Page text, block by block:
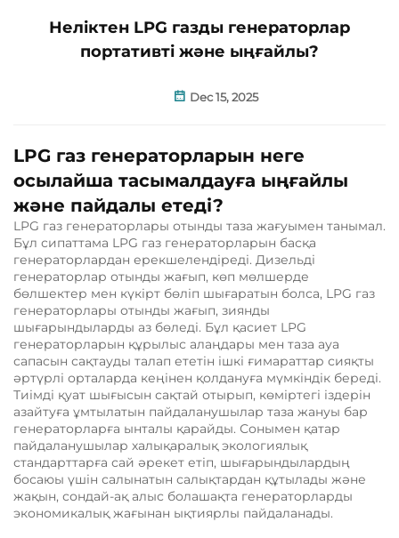
Неліктен LPG газды генераторлар
портативті және ыңғайлы?
Dec 15, 2025
LPG газ генераторларын неге
осылайша тасымалдауға ыңғайлы
және пайдалы етеді?
LPG газ генераторлары отынды таза жағуымен танымал.
Бұл сипаттама LPG газ генераторларын басқа
генераторлардан ерекшелендіреді. Дизельді
генераторлар отынды жағып, көп мөлшерде
бөлшектер мен күкірт бөліп шығаратын болса, LPG газ
генераторлары отынды жағып, зиянды
шығарындыларды аз бөледі. Бұл қасиет LPG
генераторларын құрылыс алаңдары мен таза ауа
сапасын сақтауды талап ететін ішкі ғимараттар сияқты
әртүрлі орталарда кеңінен қолдануға мүмкіндік береді.
Тиімді қуат шығысын сақтай отырып, көміртегі іздерін
азайтуға ұмтылатын пайдаланушылар таза жануы бар
генераторларға ынталы қарайды. Сонымен қатар
пайдаланушылар халықаралық экологиялық
стандарттарға сай әрекет етіп, шығарындылардың
босаюы үшін салынатын салықтардан құтылады және
жақын, сондай-ақ алыс болашақта генераторларды
экономикалық жағынан ықтиярлы пайдаланады.